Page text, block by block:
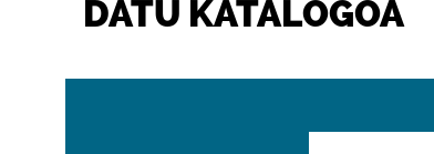
DATU KATALOGOA